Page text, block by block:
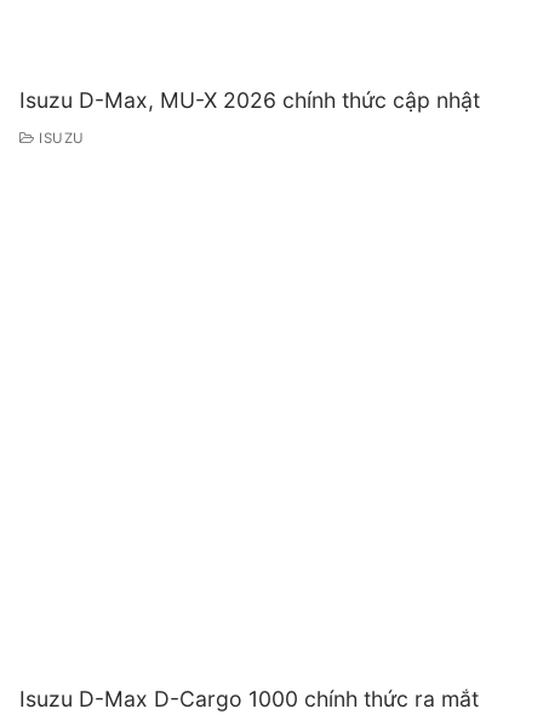
Isuzu D-Max, MU-X 2026 chính thức cập nhật
ISUZU
Isuzu D-Max D-Cargo 1000 chính thức ra mắt